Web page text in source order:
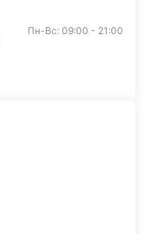
Пн-Вс: 09:00 - 21:00